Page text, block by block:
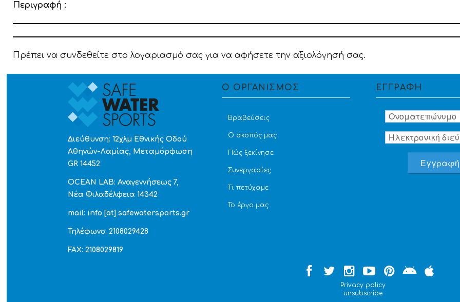
Περιγραφή :
Πρέπει να συνδεθείτε στο λογαριασμό σας για να αφήσετε την αξιολόγησή σας.
Διεύθυνση: 12χλμ Εθνικής Οδού
Αθηνών-Λαμίας, Μεταμόρφωση
GR 14452
OCEAN LAB: Αναγεννήσεως 7,
Νέα Φιλαδέλφεια 14342
mail: info [at] safewatersports.gr
Τηλέφωνο: 2108029428
FAX: 2108029819
Ο ΟΡΓΑΝΙΣΜΟΣ
Βραβεύσεις
Ο σκοπός μας
Πώς ξεκίνησε
Συνεργασίες
Τι πετύχαμε
Το έργο μας
ΕΓΓΡΑΦΗ
Privacy policy
unsubscribe